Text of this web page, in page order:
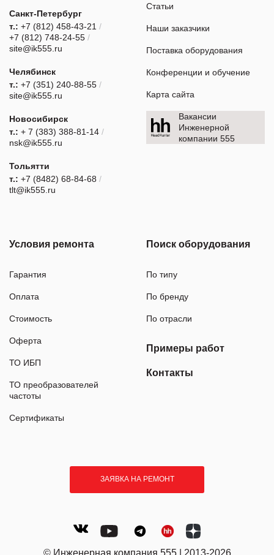
Санкт-Петербург
т.: +7 (812) 458-43-21 /
+7 (812) 748-24-55 /
site@ik555.ru
Челябинск
т.: +7 (351) 240-88-55 /
site@ik555.ru
Новосибирск
т.: + 7 (383) 388-81-14 /
nsk@ik555.ru
Тольятти
т.: +7 (8482) 68-84-68 /
tlt@ik555.ru
Статьи
Наши заказчики
Поставка оборудования
Конференции и обучение
Карта сайта
Вакансии
Инженерной
компании 555
Условия ремонта
Гарантия
Оплата
Стоимость
Оферта
ТО ИБП
ТО преобразователей
частоты
Сертификаты
Поиск оборудования
По типу
По бренду
По отрасли
Примеры работ
Контакты
ЗАЯВКА НА РЕМОНТ
© Инженерная компания 555 | 2013-2026